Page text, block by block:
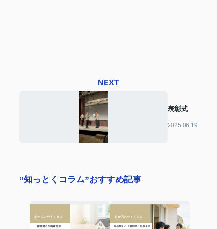
NEXT
表彰式
2025.06.19
”知っとくコラム”おすすめ記事